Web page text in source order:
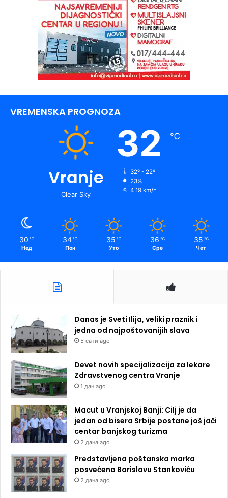
VREMENSKA PROGNOZA
Vranje
Clear Sky
32 ℃
32º - 22º
23%
4.19 km/h
30 ℃
Нед
34 ℃
Пон
35 ℃
Уто
36 ℃
Сре
35 ℃
Чет
Danas je Sveti Ilija, veliki praznik i
jedna od najpoštovanijih slava
5 сати ago
Devet novih specijalizacija za lekare
Zdravstvenog centra Vranje
1 дан ago
Macut u Vranjskoj Banji: Cilj je da
jedan od bisera Srbije postane još jači
centar banjskog turizma
2 дана ago
Predstavljena poštanska marka
posvećena Borislavu Stankoviću
2 дана ago